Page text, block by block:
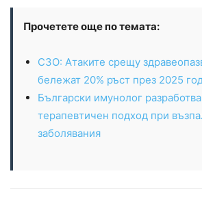
Прочетете още по темата:
СЗО: Атаките срещу
бележат 20% ръст през 2025
Български имунолог
терапевтичен подход при
заболявания